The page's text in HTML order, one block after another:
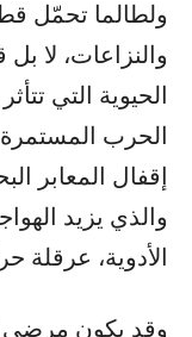
ولطالما تحمّل
والنزاعات، لا
الحيوية التي
الحرب
إقفال المعابر
والذي يزيد
الأدوية،
وقد يكون مرضى